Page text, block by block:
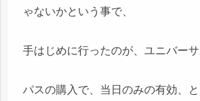
ゃないかという事で、
手はじめに行ったのが、ユニバーサ
パスの購入で、当日のみの有効、